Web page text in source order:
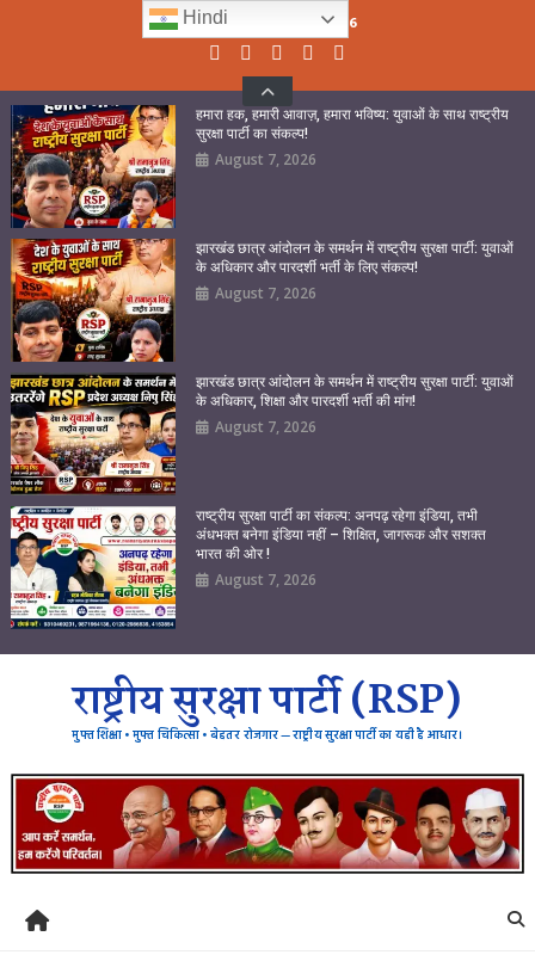
Friday, August 07, 2026
हमारा हक, हमारी आवाज़, हमारा भविष्य: युवाओं के साथ राष्ट्रीय
सुरक्षा पार्टी का संकल्प!
August 7, 2026
झारखंड छात्र आंदोलन के समर्थन में राष्ट्रीय सुरक्षा पार्टी: युवाओं
के अधिकार और पारदर्शी भर्ती के लिए संकल्प!
August 7, 2026
झारखंड छात्र आंदोलन के समर्थन में राष्ट्रीय सुरक्षा पार्टी: युवाओं
के अधिकार, शिक्षा और पारदर्शी भर्ती की मांग!
August 7, 2026
राष्ट्रीय सुरक्षा पार्टी का संकल्प: अनपढ़ रहेगा इंडिया, तभी
अंधभक्त बनेगा इंडिया नहीं – शिक्षित, जागरूक और सशक्त
भारत की ओर !
August 7, 2026
राष्ट्रीय सुरक्षा पार्टी (RSP)
मुफ्त शिक्षा • मुफ्त चिकित्सा • बेहतर रोजगार — राष्ट्रीय सुरक्षा पार्टी का यही है आधार।
Hindi